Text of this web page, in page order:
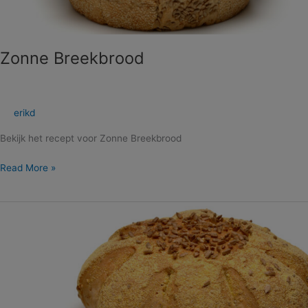
Zonne Breekbrood
erikd
Bekijk het recept voor Zonne Breekbrood
Read More »